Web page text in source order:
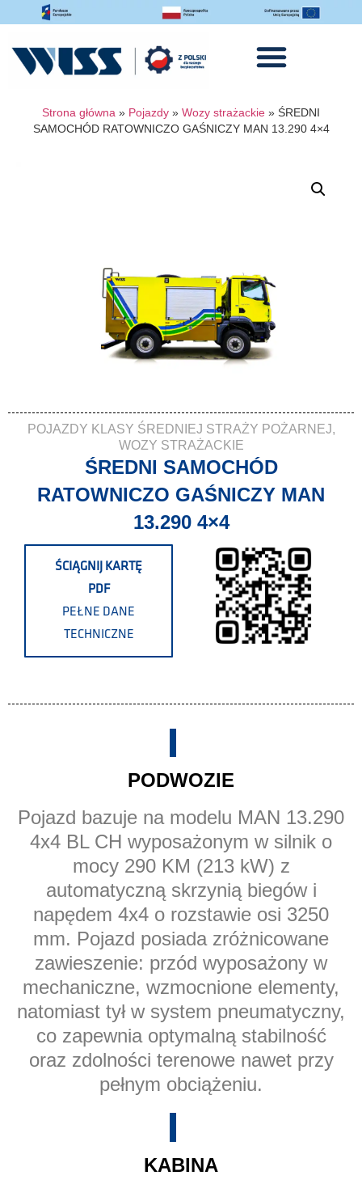
Strona główna » Pojazdy » Wozy strażackie » ŚREDNI
SAMOCHÓD RATOWNICZO GAŚNICZY MAN 13.290 4×4
POJAZDY KLASY ŚREDNIEJ STRAŻY POŻARNEJ,
WOZY STRAŻACKIE
ŚREDNI SAMOCHÓD
RATOWNICZO GAŚNICZY MAN
13.290 4×4
ŚCIĄGNIJ KARTĘ
PDF
PEŁNE DANE
TECHNICZNE
PODWOZIE
Pojazd bazuje na modelu MAN 13.290
4x4 BL CH wyposażonym w silnik o
mocy 290 KM (213 kW) z
automatyczną skrzynią biegów i
napędem 4x4 o rozstawie osi 3250
mm. Pojazd posiada zróżnicowane
zawieszenie: przód wyposażony w
mechaniczne, wzmocnione elementy,
natomiast tył w system pneumatyczny,
co zapewnia optymalną stabilność
oraz zdolności terenowe nawet przy
pełnym obciążeniu.
KABINA